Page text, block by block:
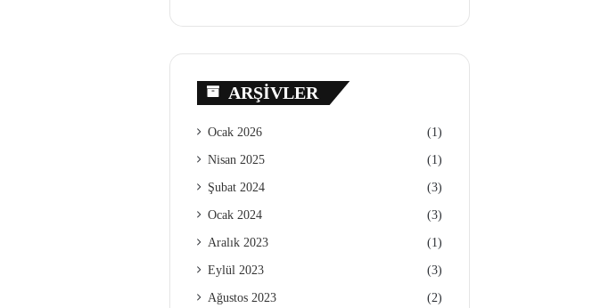
ARŞIVLER
Ocak 2026 (1)
Nisan 2025 (1)
Şubat 2024 (3)
Ocak 2024 (3)
Aralık 2023 (1)
Eylül 2023 (3)
Ağustos 2023 (2)